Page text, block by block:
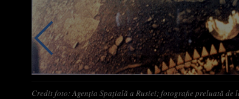
Credit foto: Agenția Spațială a Rusiei; fotografie preluată de